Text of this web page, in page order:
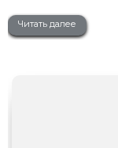
Читать далее